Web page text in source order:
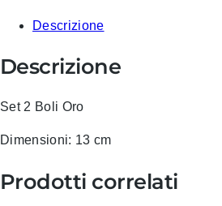
Descrizione
Descrizione
Set 2 Boli Oro
Dimensioni: 13 cm
Prodotti correlati